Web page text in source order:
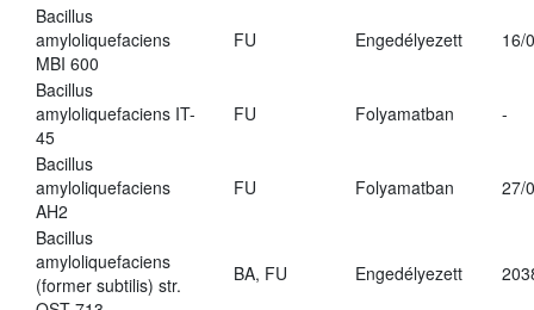
Bacillus
amyloliquefaciens
MBI 600
FU Engedélyezett 16/
Bacillus
amyloliquefaciens IT-
45
FU Folyamatban -
Bacillus
amyloliquefaciens
AH2
FU Folyamatban 27/
Bacillus
amyloliquefaciens
(former subtilis) str.
BA, FU Engedélyezett